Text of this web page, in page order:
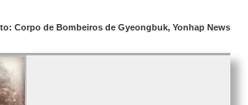
Corpo de Bombeiros de Gyeongbuk, Yonhap News